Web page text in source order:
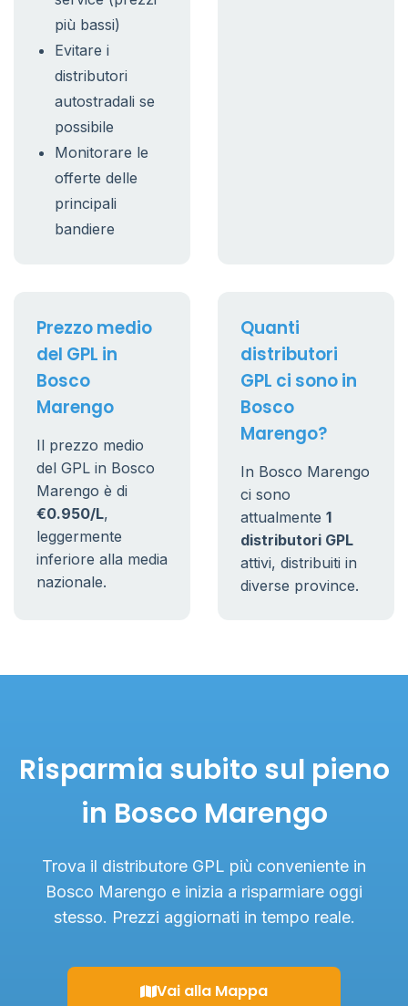
più bassi)
Evitare i
distributori
autostradali se
possibile
Monitorare le
offerte delle
principali
bandiere
Prezzo medio
del GPL in
Bosco
Marengo
Il prezzo medio
del GPL in Bosco
Marengo è di
€0.950/L,
leggermente
inferiore alla media
nazionale.
Quanti
distributori
GPL ci sono in
Bosco
Marengo?
In Bosco Marengo
ci sono
attualmente 1
distributori GPL
attivi, distribuiti in
diverse province.
Risparmia subito sul pieno
in Bosco Marengo
Trova il distributore GPL più conveniente in
Bosco Marengo e inizia a risparmiare oggi
stesso. Prezzi aggiornati in tempo reale.
Vai alla Mappa